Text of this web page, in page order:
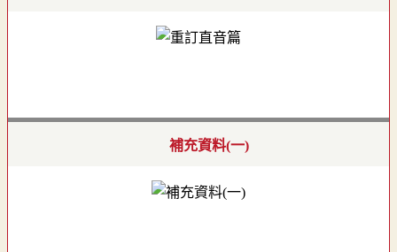
補充資料(一)